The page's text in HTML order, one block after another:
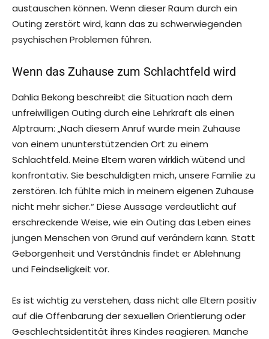
austauschen können. Wenn dieser Raum durch ein
Outing zerstört wird, kann das zu schwerwiegenden
psychischen Problemen führen.
Wenn das Zuhause zum Schlachtfeld wird
Dahlia Bekong beschreibt die Situation nach dem
unfreiwilligen Outing durch eine Lehrkraft als einen
Alptraum: „Nach diesem Anruf wurde mein Zuhause
von einem ununterstützenden Ort zu einem
Schlachtfeld. Meine Eltern waren wirklich wütend und
konfrontativ. Sie beschuldigten mich, unsere Familie zu
zerstören. Ich fühlte mich in meinem eigenen Zuhause
nicht mehr sicher.“ Diese Aussage verdeutlicht auf
erschreckende Weise, wie ein Outing das Leben eines
jungen Menschen von Grund auf verändern kann. Statt
Geborgenheit und Verständnis findet er Ablehnung
und Feindseligkeit vor.
Es ist wichtig zu verstehen, dass nicht alle Eltern positiv
auf die Offenbarung der sexuellen Orientierung oder
Geschlechtsidentität ihres Kindes reagieren. Manche